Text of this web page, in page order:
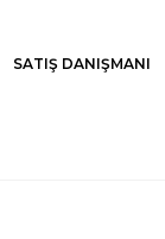
SATIŞ DANIŞMANI